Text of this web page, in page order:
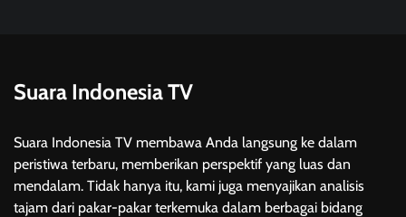
Suara Indonesia TV
Suara Indonesia TV membawa Anda langsung ke dalam
peristiwa terbaru, memberikan perspektif yang luas dan
mendalam. Tidak hanya itu, kami juga menyajikan analisis
tajam dari pakar-pakar terkemuka dalam berbagai bidang